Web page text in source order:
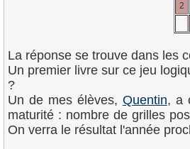
2
La réponse se trouve dans les
Un premier livre sur ce jeu
?
Un de mes élèves, Quentin, a
maturité : nombre de grilles
On verra le résultat l'année